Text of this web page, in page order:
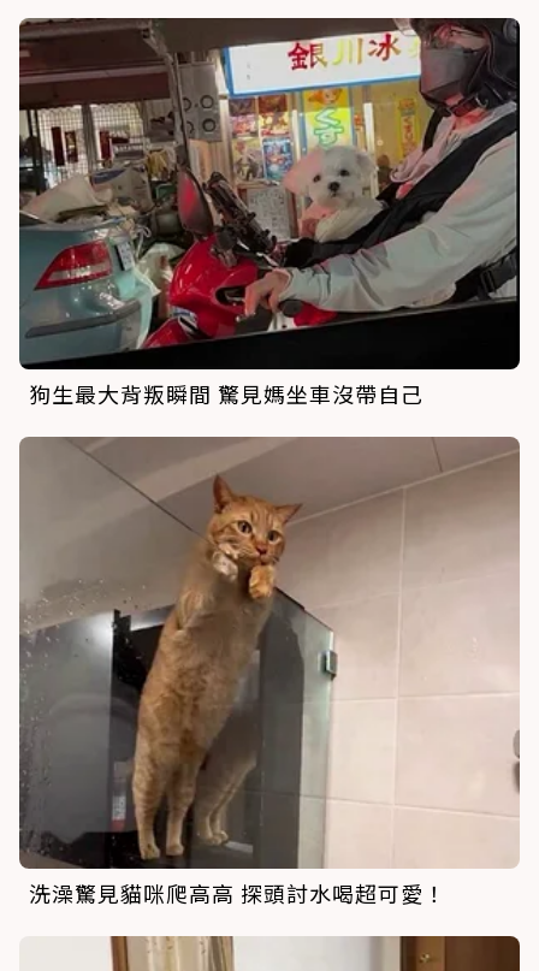
狗生最大背叛瞬間 驚見媽坐車沒帶自己
洗澡驚見貓咪爬高高 探頭討水喝超可愛！